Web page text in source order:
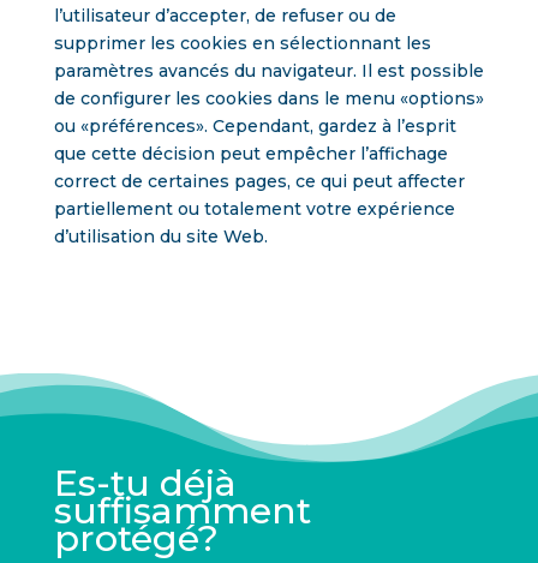
l’utilisateur d’accepter, de refuser ou de
supprimer les cookies en sélectionnant les
paramètres avancés du navigateur. Il est possible
de configurer les cookies dans le menu «options»
ou «préférences». Cependant, gardez à l’esprit
que cette décision peut empêcher l’affichage
correct de certaines pages, ce qui peut affecter
partiellement ou totalement votre expérience
d’utilisation du site Web.
Es-tu déjà
suffisamment
protégé?